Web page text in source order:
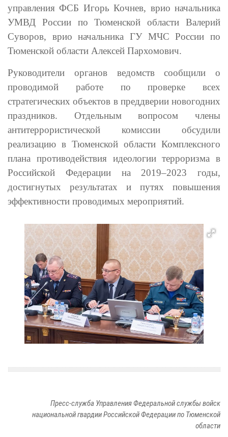
управления ФСБ Игорь Кочнев, врио начальника
УМВД России по Тюменской области Валерий
Суворов, врио начальника ГУ МЧС России по
Тюменской области Алексей Пархомович.
Руководители органов ведомств сообщили о
проводимой работе по проверке всех
стратегических объектов в преддверии новогодних
праздников. Отдельным вопросом члены
антитеррористической комиссии обсудили
реализацию в Тюменской области Комплексного
плана противодействия идеологии терроризма в
Российской Федерации на 2019–2023 годы,
достигнутых результатах и путях повышения
эффективности проводимых мероприятий.
Пресс-служба Управления Федеральной службы войск
национальной гвардии Российской Федерации по Тюменской
области